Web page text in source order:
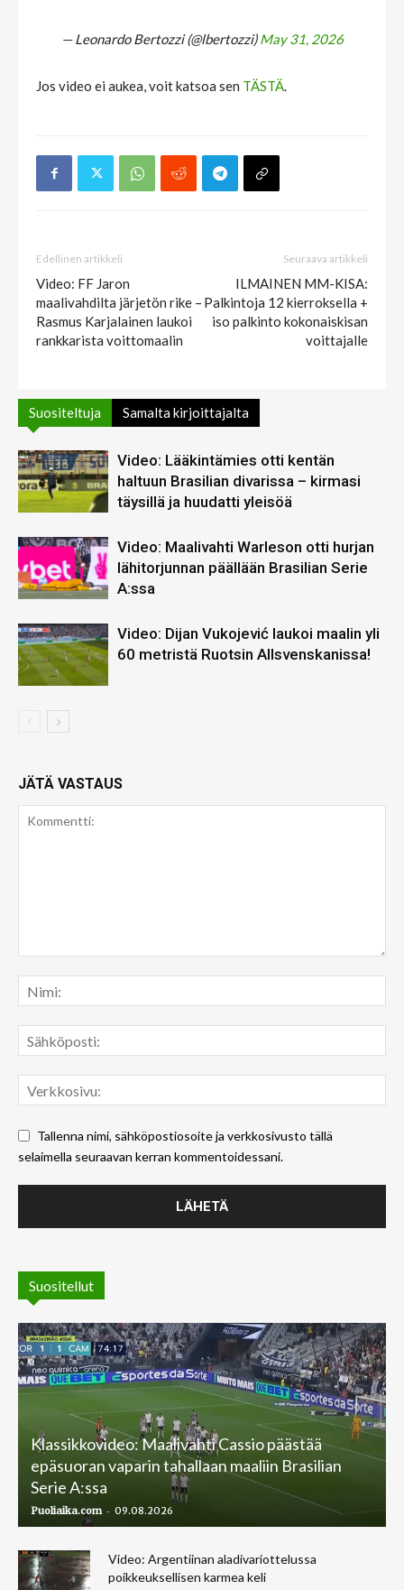
— Leonardo Bertozzi (@lbertozzi)May 31, 2026
Jos video ei aukea, voit katsoa sen TÄSTÄ.
Edellinen artikkeli
Video: FF Jaron
maalivahdilta järjetön rike –
Rasmus Karjalainen laukoi
rankkarista voittomaalin
Seuraava artikkeli
ILMAINEN MM-KISA:
Palkintoja 12 kierroksella +
iso palkinto kokonaiskisan
voittajalle
Suositeltuja Samalta kirjoittajalta
Video: Lääkintämies otti kentän
haltuun Brasilian divarissa – kirmasi
täysillä ja huudatti yleisöä
Video: Maalivahti Warleson otti hurjan
lähitorjunnan päällään Brasilian Serie
A:ssa
Video: Dijan Vukojević laukoi maalin yli
60 metristä Ruotsin Allsvenskanissa!
JÄTÄ VASTAUS
Tallenna nimi, sähköpostiosoite ja verkkosivusto tällä
selaimella seuraavan kerran kommentoidessani.
Suositellut
Klassikkovideo: Maalivahti Cassio päästää
epäsuoran vaparin tahallaan maaliin Brasilian
Serie A:ssa
Puoliaika.com - 09.08.2026
Video: Argentiinan aladivariottelussa
poikkeuksellisen karmea keli